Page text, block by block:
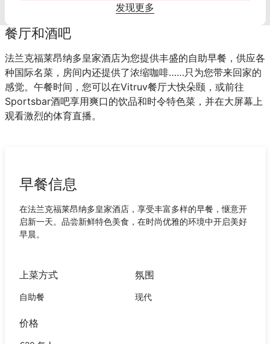
发现更多
餐厅和酒吧
法兰克福莱昂纳多皇家酒店为您提供丰盛的自助早餐，供应各
种国际名菜，房间内还提供了浓缩咖啡……只为您带来回家的
感觉。午餐时间，您可以在Vitruv餐厅大快朵颐，或前往
Sportsbar酒吧享用爽口的饮品和时令特色菜，并在大屏幕上
观看激烈的体育直播。
早餐信息
在法兰克福莱昂纳多皇家酒店，享受丰富多样的早餐，惬意开
启新一天。品尝新鲜特色美食，在时尚优雅的环境中开启美好
早晨。
上菜方式
自助餐
氛围
现代
价格